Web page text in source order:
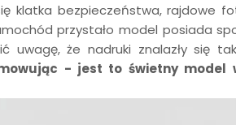
klatka bezpieczeństwa, rajdowe
przystało model posiada
uwagę, że nadruki znalazły się
- jest to świetny model